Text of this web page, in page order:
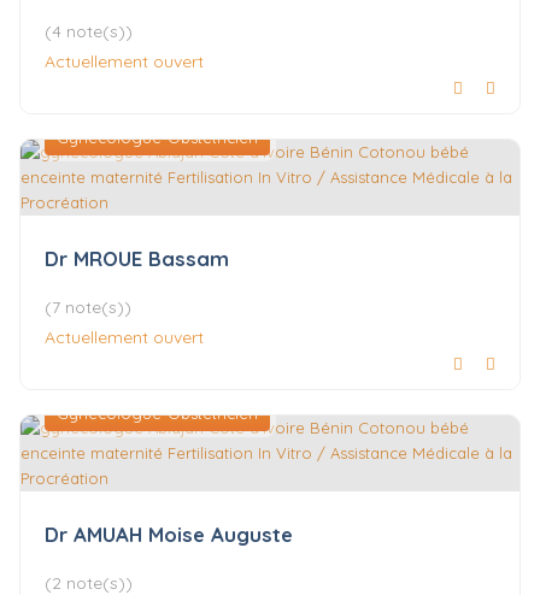
(4 note(s))
Actuellement ouvert
Gynécologue-Obstétricien
Dr MROUE Bassam
(7 note(s))
Actuellement ouvert
Gynécologue-Obstétricien
Dr AMUAH Moise Auguste
(2 note(s))